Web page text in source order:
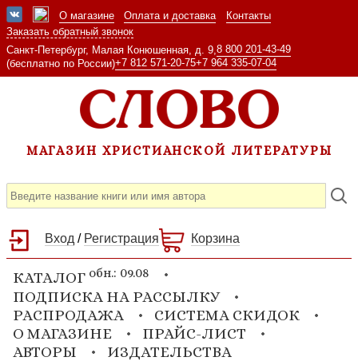
О магазине Оплата и доставка
Контакты
Заказать обратный звонок
Санкт-Петербург, Малая Конюшенная, д. 9, 8 800 201-43-49
(бесплатно по России)+7 812 571-20-75+7 964 335-07-04
МАГАЗИН ХРИСТИАНСКОЙ ЛИТЕРАТУРЫ
Вход / Регистрация Корзина
КАТАЛОГ обн.: 09.08
ПОДПИСКА НА РАССЫЛКУ
РАСПРОДАЖА
СИСТЕМА СКИДОК
О МАГАЗИНЕ
ПРАЙС-ЛИСТ
АВТОРЫ
ИЗДАТЕЛЬСТВА